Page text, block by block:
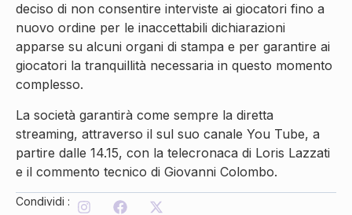
deciso di non consentire interviste ai giocatori fino a
nuovo ordine per le inaccettabili dichiarazioni
apparse su alcuni organi di stampa e per garantire ai
giocatori la tranquillità necessaria in questo momento
complesso.
La società garantirà come sempre la diretta
streaming, attraverso il sul suo canale You Tube, a
partire dalle 14.15, con la telecronaca di Loris Lazzati
e il commento tecnico di Giovanni Colombo.
Condividi :